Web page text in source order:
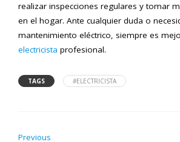
realizar inspecciones regulares y tomar
en el hogar. Ante cualquier duda o
mantenimiento eléctrico, siempre es
electricista profesional.
TAGS #ELECTRICISTA
Previous